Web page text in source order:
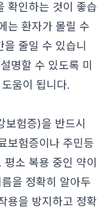
확인하는 것이 좋습
는 환자가 몰릴 수
줄일 수 있습니
명할 수 있도록 미
움이 됩니다.
보험증)을 반드시
보험증이나 주민등
소 복용 중인 약이
을 정확히 알아두
용을 방지하고 정확